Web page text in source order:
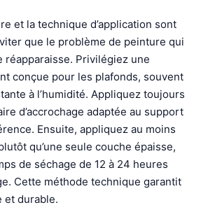
et la technique d’application sont
que le problème de peinture qui
réapparaisse. Privilégiez une
conçue pour les plafonds, souvent
à l’humidité. Appliquez toujours
d’accrochage adaptée au support
Ensuite, appliquez au moins
qu’une seule couche épaisse,
de séchage de 12 à 24 heures
Cette méthode technique garantit
et durable.